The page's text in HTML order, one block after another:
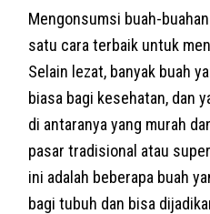
Mengonsumsi buah-
satu cara terbaik untuk
Selain lezat, banyak buah
biasa bagi kesehatan, dan
di antaranya yang murah
pasar tradisional atau
ini adalah beberapa buah
bagi tubuh dan bisa